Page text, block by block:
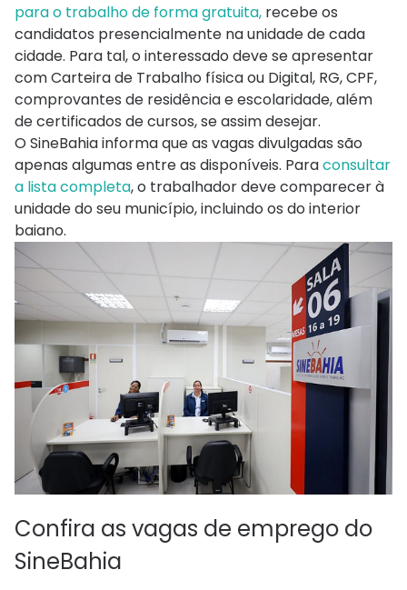
para o trabalho de forma gratuita, recebe os
candidatos presencialmente na unidade de cada
cidade. Para tal, o interessado deve se apresentar
com Carteira de Trabalho física ou Digital, RG, CPF,
comprovantes de residência e escolaridade, além
de certificados de cursos, se assim desejar.
O SineBahia informa que as vagas divulgadas são
apenas algumas entre as disponíveis. Paraconsultar
a lista completa, o trabalhador deve comparecer à
unidade do seu município, incluindo os do interior
baiano.
Confira as vagas de emprego do
SineBahia